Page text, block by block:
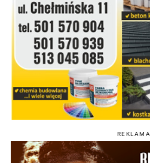
REKLAMA